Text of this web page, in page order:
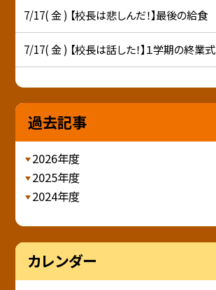
7/17( 金 ) 【校長は悲しんだ！】最後の給食
7/17( 金 ) 【校長は話した！】１学期の終業式
過去記事
2026年度
2025年度
2024年度
カレンダー